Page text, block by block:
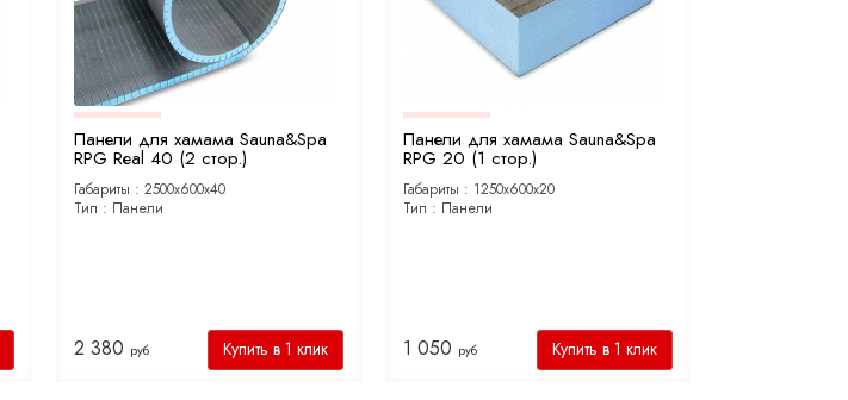
Панели для хамама Sauna&Spa
RPG Real 40 (2 стор.)
Габариты :2500х600х40
Тип : Панели
2 380 руб Купить в 1 клик
Панели для хамама Sauna&Spa
RPG 20 (1 стор.)
Габариты : 1250х600х20
Тип : Панели
1 050 руб Купить в 1 клик